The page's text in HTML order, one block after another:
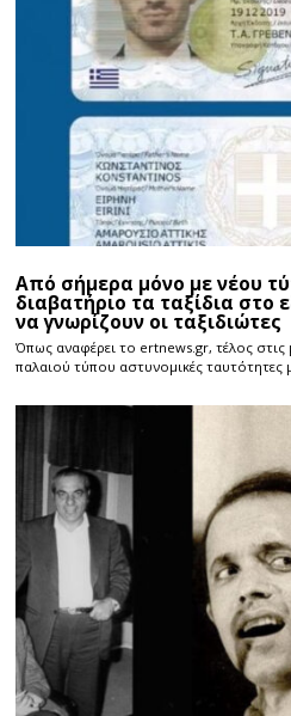
Από σήμερα μόνο με νέου
διαβατήριο τα ταξίδια στο
να γνωρίζουν οι ταξιδιώτες
Όπως αναφέρει το ertnews.gr, τέλος στις
παλαιού τύπου αστυνομικές ταυτότητες